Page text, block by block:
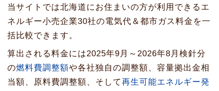
当サイトでは北海道にお住まいの方が利用できるエ
ネルギー小売企業30社の電気代＆都市ガス料金を一
括比較できます。
算出される料金には2025年9月～2026年8月検針分
の燃料費調整額や各社独自の調整額、容量拠出金相
当額、原料費調整額、そして再生可能エネルギー発